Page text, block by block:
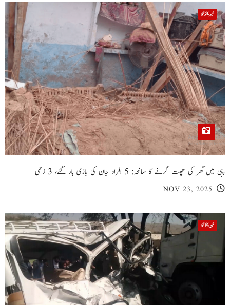
خیبر پختونخوا
پبی میں گھر کی چھت گرنے کا سانحہ: 5 افراد جان کی بازی ہار گئے، 3 زخمی
NOV 23, 2025
خیبر پختونخوا